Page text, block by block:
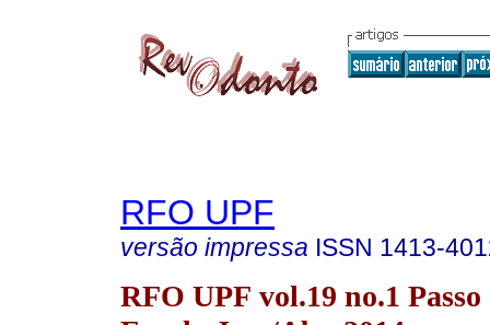
RFO UPF
versão impressa ISSN 1413-
RFO UPF vol.19 no.1 Passo